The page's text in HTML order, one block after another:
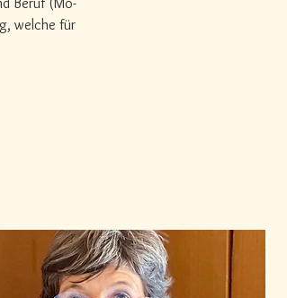
welche für